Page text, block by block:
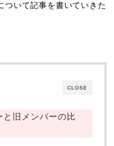
ついて記事を書いていきた
CLOSE
旧メンバーの比